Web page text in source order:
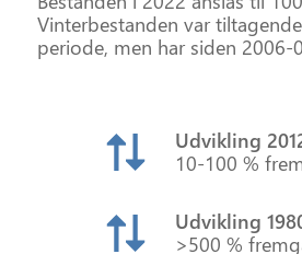
Vinterbestanden var
periode, men har siden 2006-
Udvikling
10-100 %
Udvikling
>500 %